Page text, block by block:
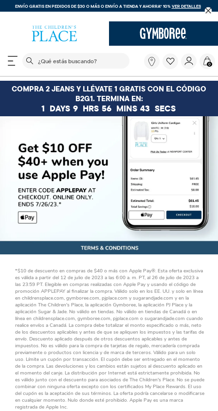
ENVÍO GRATIS EN PEDIDOS DE $30 O MÁS OENVÍO A TIENDA Y AHORRA* 10%VER DETALLES
El siguiente campo de búsqueda filtra las
buscando?
0
COMPRA 2 JEANS Y LLÉVATE 1 GRATIS CON EL CÓDIGO
B2G1. TERMINA EN:
1 DAYS 9 HRS 56 MINS 43 SECS
*$10 de descuento en compras de $40 o más con Apple Pay®. Esta oferta exclusiva
es válida a partir del 12 de julio de 2023 a las 6:00 a. m. PT, al 26 de julio de 2023 a
las 23:59 PT. Elegible en compras realizadas con Apple Pay y usando el código de
promoción APPLEPAY al finalizar la compra. Válido solo en los EE. UU. y solo en línea
en childrensplace.com, gymboree.com, pjplace.com y sugarandjade.com y en la
aplicación The Children's Place, la aplicación Gymboree, la aplicación PJ Place y la
aplicación Sugar & Jade. No válido en tiendas. No válido en tiendas de Canadá o en
línea en childrensplace.com, gymboree.com, pjplace.com o sugarandjade.com cuando
realice envíos a Canadá. La compra debe totalizar el monto especificado o más, neto
de los descuentos aplicables y antes de que se apliquen los impuestos y las tarifas de
envío. Descuento aplicado después de otros descuentos aplicables y antes de
impuestos. No es válido para la compra de tarjetas de regalo, mercadería comprada
previamente o productos con licencia y de marca de terceros. Válido para un solo
uso. Límite un cupón por transacción. El cupón debe ser entregado en el momento
de la compra. Las devoluciones y los cambios están sujetos al descuento aplicado en
el momento del canje. La distribución por Internet está estrictamente prohibida. No
es válido junto con el descuento para asociados de The Children's Place. No se puede
combinar con ninguna oferta excepto con los certificados My Place Rewards. El uso
del cupón es la aceptación de sus términos. La oferta podría cancelarse o modificarse
en cualquier momento. Nulo donde esté prohibido. Apple Pay es una marca
registrada de Apple Inc.